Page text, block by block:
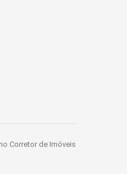
Corretor de Imóveis